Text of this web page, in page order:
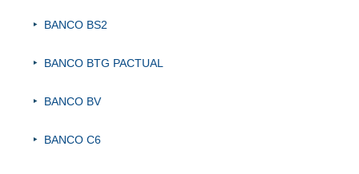
BANCO BS2
BANCO BTG PACTUAL
BANCO BV
BANCO C6